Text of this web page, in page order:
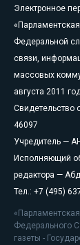
Электронное
«Парламентская
Федеральной
связи,
массовых
августа 2011
Свидетельство
46097
Учредитель —
Исполняющий
редактора —
Тел.: +7 (495)
Федерального
газеты -